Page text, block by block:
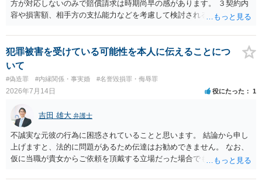
方が対応しないのみで賠償請求は時期尚早の感があります。 ３契約内
容や損害額、相手方の支払能力などを考慮して検討されるとよいでし
求する場合もありますが、認められるのはごく一部です。 ５事案の詳
細な検討が必要です。遅延損害金の発生なども確認するとよいでしょ
う。 ６弁護士に窓口を一本化して、直接連絡を避けることも方法の一
つです。
犯罪被害を受けている可能性を本人に伝えることにつ
いて
#偽造罪 #内縁関係・事実婚 #名誉毀損罪・侮辱罪
2026年7月14日 役にたった 1
吉田 雄大 弁護士
不誠実な元彼の行為に困惑されていることと思います。 結論から申し
上げますと、法的に問題があるため伝達はお勧めできません。 なお、
仮に当職が貴女からご依頼を頂戴する立場だった場合でも、女性の夫
す。 文書偽造の事実を当該男性に伝達することは、事実上、妻が不倫